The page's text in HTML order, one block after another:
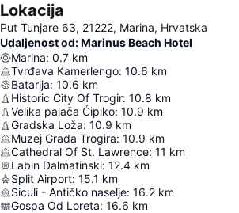
Lokacija
Put Tunjare 63, 21222, Marina, Hrvatska
Udaljenost od: Marinus Beach Hotel
Marina: 0.7 km
Tvrđava Kamerlengo: 10.6 km
Batarija: 10.6 km
Historic City Of Trogir: 10.8 km
Velika palača Ćipiko: 10.9 km
Gradska Loža: 10.9 km
Muzej Grada Trogira: 10.9 km
Cathedral Of St. Lawrence: 11 km
Labin Dalmatinski: 12.4 km
Split Airport: 15.1 km
Siculi - Antičko naselje: 16.2 km
Gospa Od Loreta: 16.6 km